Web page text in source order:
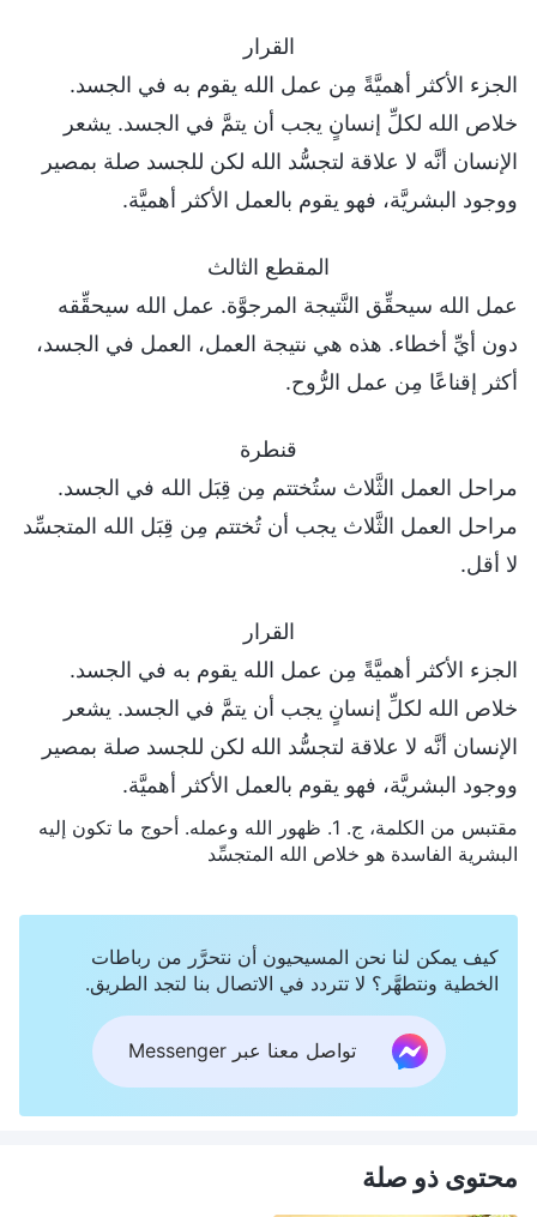
القرار
الجزء الأكثر أهميَّةً مِن عمل الله يقوم به في الجسد.
خلاص الله لكلِّ إنسانٍ يجب أن يتمَّ في الجسد. يشعر
الإنسان أنَّه لا علاقة لتجسُّد الله لكن للجسد صلة بمصير
ووجود البشريَّة، فهو يقوم بالعمل الأكثر أهميَّة.
المقطع الثالث
عمل الله سيحقِّق النَّتيجة المرجوَّة. عمل الله سيحقِّقه
دون أيِّ أخطاء. هذه هي نتيجة العمل، العمل في الجسد،
أكثر إقناعًا مِن عمل الرُّوح.
قنطرة
مراحل العمل الثَّلاث ستُختتم مِن قِبَل الله في الجسد.
مراحل العمل الثَّلاث يجب أن تُختتم مِن قِبَل الله المتجسِّد
لا أقل.
القرار
الجزء الأكثر أهميَّةً مِن عمل الله يقوم به في الجسد.
خلاص الله لكلِّ إنسانٍ يجب أن يتمَّ في الجسد. يشعر
الإنسان أنَّه لا علاقة لتجسُّد الله لكن للجسد صلة بمصير
ووجود البشريَّة، فهو يقوم بالعمل الأكثر أهميَّة.
مقتبس من الكلمة، ج. 1. ظهور الله وعمله. أحوج ما تكون إليه
البشرية الفاسدة هو خلاص الله المتجسِّد
كيف يمكن لنا نحن المسيحيون أن نتحرَّر من رباطات
الخطية ونتطهَّر؟ لا تتردد في الاتصال بنا لتجد الطريق.
تواصل معنا عبر Messenger
محتوى ذو صلة